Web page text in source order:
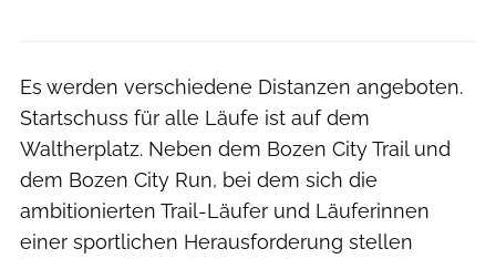
Es werden verschiedene Distanzen angeboten.
Startschuss für alle Läufe ist auf dem
Waltherplatz. Neben dem Bozen City Trail und
dem Bozen City Run, bei dem sich die
ambitionierten Trail-Läufer und Läuferinnen
einer sportlichen Herausforderung stellen